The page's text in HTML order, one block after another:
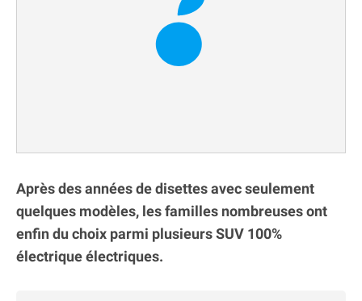
Après des années de disettes avec seulement
quelques modèles, les familles nombreuses ont
enfin du choix parmi plusieurs SUV 100%
électrique électriques.